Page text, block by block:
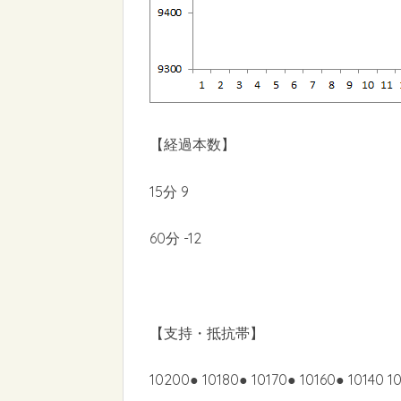
【経過本数】
15分 9
60分 -12
【支持・抵抗帯】
10200● 10180● 10170● 10160● 10140